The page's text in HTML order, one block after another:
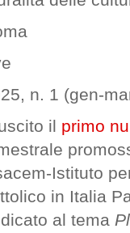
n. 1 (gen-
il primo
Istituto
in Italia
al tema